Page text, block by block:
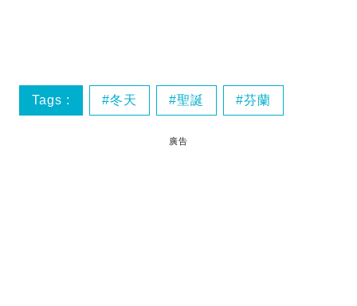
Tags : 冬天 聖誕 芬蘭
廣告